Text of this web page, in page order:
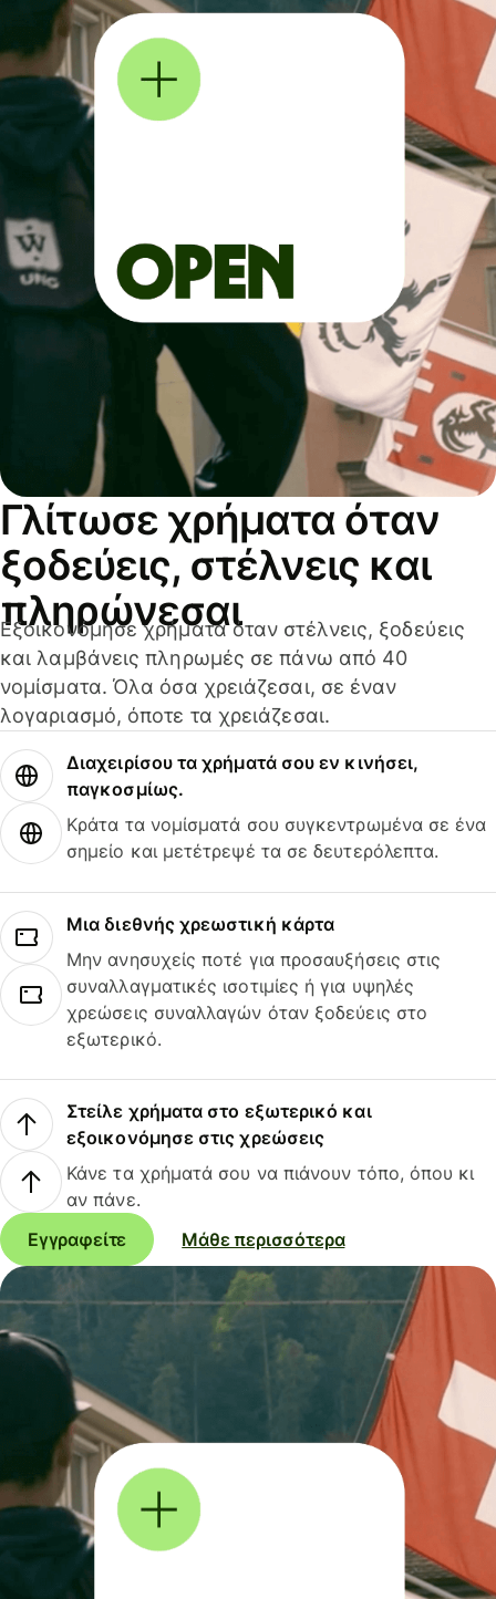
Γλίτωσε χρήματα όταν
ξοδεύεις, στέλνεις και
πληρώνεσαι
Εξοικονόμησε χρήματα όταν στέλνεις, ξοδεύεις
και λαμβάνεις πληρωμές σε πάνω από 40
νομίσματα. Όλα όσα χρειάζεσαι, σε έναν
λογαριασμό, όποτε τα χρειάζεσαι.
Διαχειρίσου τα χρήματά σου εν κινήσει,
παγκοσμίως.
Κράτα τα νομίσματά σου συγκεντρωμένα σε ένα
σημείο και μετέτρεψέ τα σε δευτερόλεπτα.
Μια διεθνής χρεωστική κάρτα
Μην ανησυχείς ποτέ για προσαυξήσεις στις
συναλλαγματικές ισοτιμίες ή για υψηλές
χρεώσεις συναλλαγών όταν ξοδεύεις στο
εξωτερικό.
Στείλε χρήματα στο εξωτερικό και
εξοικονόμησε στις χρεώσεις
Κάνε τα χρήματά σου να πιάνουν τόπο, όπου κι
αν πάνε.
Εγγραφείτε
Μάθε περισσότερα